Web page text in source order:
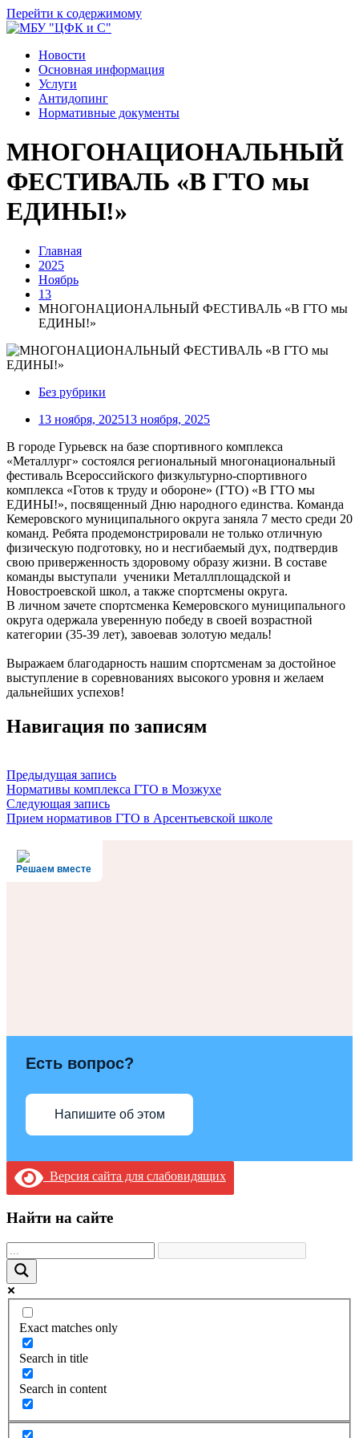
Перейти к содержимому
Новости
Основная информация
Услуги
Антидопинг
Нормативные документы
МНОГОНАЦИОНАЛЬНЫЙ
ФЕСТИВАЛЬ «В ГТО мы
ЕДИНЫ!»
Главная
2025
Ноябрь
13
МНОГОНАЦИОНАЛЬНЫЙ ФЕСТИВАЛЬ «В ГТО мы
ЕДИНЫ!»
Без рубрики
13 ноября, 202513 ноября, 2025
В городе Гурьевск на базе спортивного комплекса
«Металлург» состоялся региональный многонациональный
фестиваль Всероссийского физкультурно-спортивного
комплекса «Готов к труду и обороне» (ГТО) «В ГТО мы
ЕДИНЫ!», посвященный Дню народного единства. Команда
Кемеровского муниципального округа заняла 7 место среди 20
команд. Ребята продемонстрировали не только отличную
физическую подготовку, но и несгибаемый дух, подтвердив
свою приверженность здоровому образу жизни. В составе
команды выступали ученики Металлплощадской и
Новостроевской школ, а также спортсмены округа.
В личном зачете спортсменка Кемеровского муниципального
округа одержала уверенную победу в своей возрастной
категории (35-39 лет), завоевав золотую медаль!
Выражаем благодарность нашим спортсменам за достойное
выступление в соревнованиях высокого уровня и желаем
дальнейших успехов!
Навигация по записям
Предыдущая запись
Нормативы комплекса ГТО в Мозжухе
Следующая запись
Прием нормативов ГТО в Арсентьевской школе
Решаем вместе
Есть вопрос?
Напишите об этом
Версия сайта для слабовидящих
Найти на сайте
Exact matches only
Search in title
Search in content